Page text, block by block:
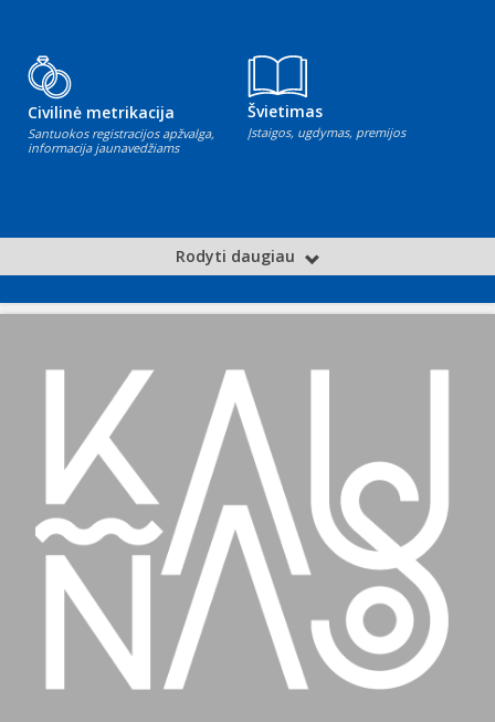
Civilinė metrikacija
Santuokos registracijos apžvalga,
informacija jaunavedžiams
Švietimas
Įstaigos, ugdymas, premijos
Rodyti daugiau